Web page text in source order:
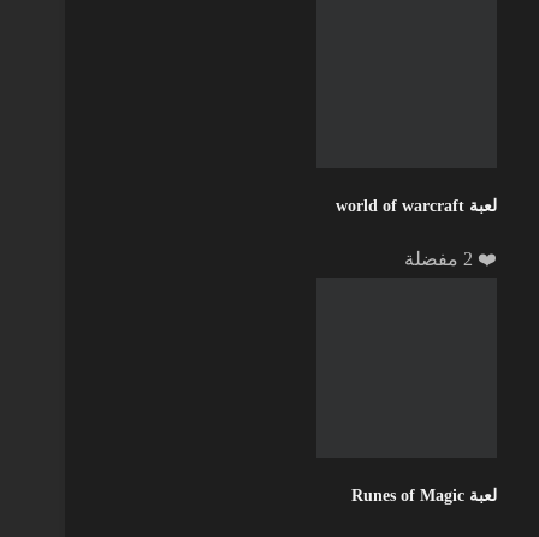
لعبة world of warcraft
❤️ 2 مفضلة
لعبة Runes of Magic